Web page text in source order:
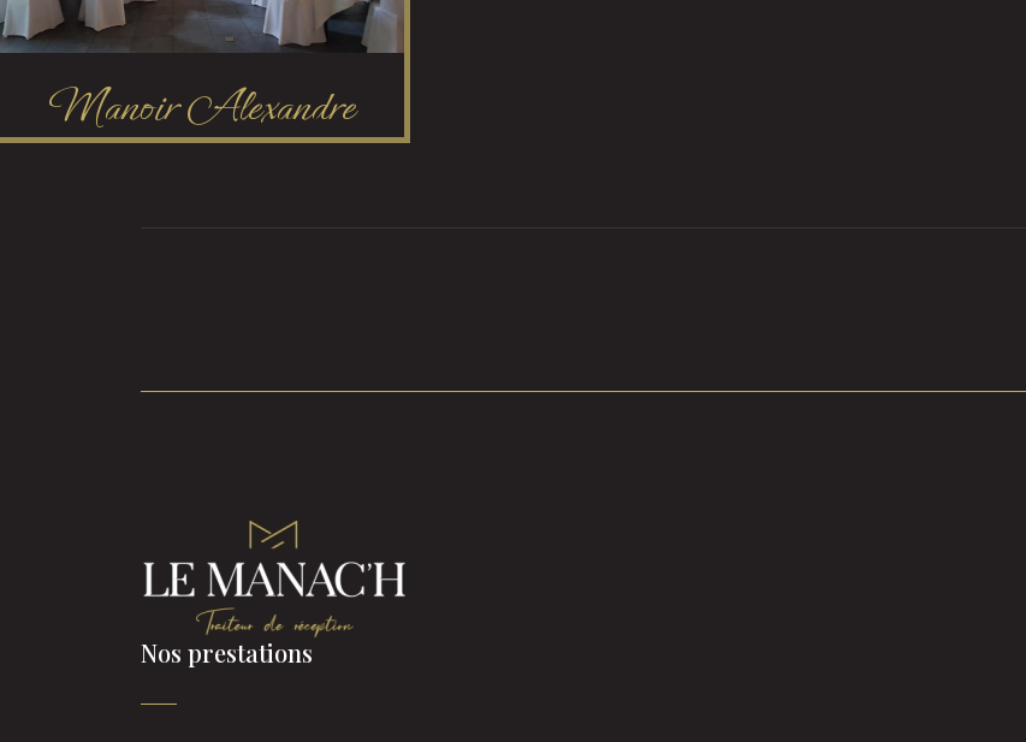
Manoir Alexandre
Nos prestations